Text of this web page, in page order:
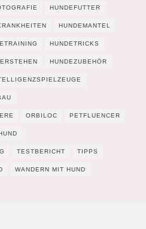
HUNDEFUTTER
HUNDEMANTEL
HUNDETRICKS
HUNDEZUBEHÖR
ORBILOC PETFLUENCER
TESTBERICHT TIPPS
WANDERN MIT HUND